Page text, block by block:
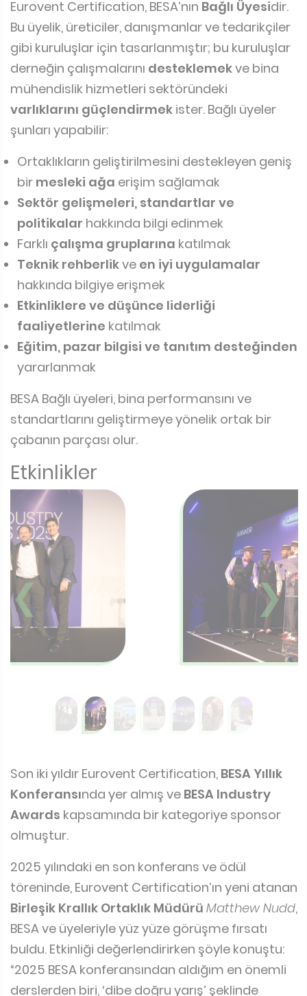
Eurovent Certification, BESA’nın Bağlı Üyesidir.
Bu üyelik, üreticiler, danışmanlar ve tedarikçiler
gibi kuruluşlar için tasarlanmıştır; bu kuruluşlar
derneğin çalışmalarını desteklemekve bina
mühendislik hizmetleri sektöründeki
varlıklarını güçlendirmek ister. Bağlı üyeler
şunları yapabilir:
Ortaklıkların geliştirilmesini destekleyen geniş
bir mesleki ağa erişim sağlamak
Sektör gelişmeleri, standartlar ve
politikalar hakkında bilgi edinmek
Farklı çalışma gruplarına katılmak
Teknik rehberlikve en iyi uygulamalar
hakkında bilgiye erişmek
Etkinliklere ve düşünce liderliği
faaliyetlerine katılmak
Eğitim, pazar bilgisi ve tanıtım desteğinden
yararlanmak
BESA Bağlı üyeleri, bina performansını ve
standartlarını geliştirmeye yönelik ortak bir
çabanın parçası olur.
Etkinlikler
❮ ❯
Son iki yıldır Eurovent Certification, BESA Yıllık
Konferansında yer almış ve BESA Industry
Awards kapsamında bir kategoriye sponsor
olmuştur.
2025 yılındaki en son konferans ve ödül
töreninde, Eurovent Certification’ın yeni atanan
Birleşik Krallık Ortaklık Müdürü Matthew Nudd,
BESA ve üyeleriyle yüz yüze görüşme fırsatı
buldu. Etkinliği değerlendirirken şöyle konuştu:
“2025 BESA konferansından aldığım en önemli
derslerden biri, ‘dibe doğru yarış’ şeklinde